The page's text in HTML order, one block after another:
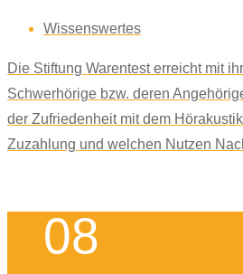
Wissenswertes
Die Stiftung Warentest erreicht mit
Schwerhörige bzw. deren
der Zufriedenheit mit dem
Zuzahlung und welchen Nutzen
08